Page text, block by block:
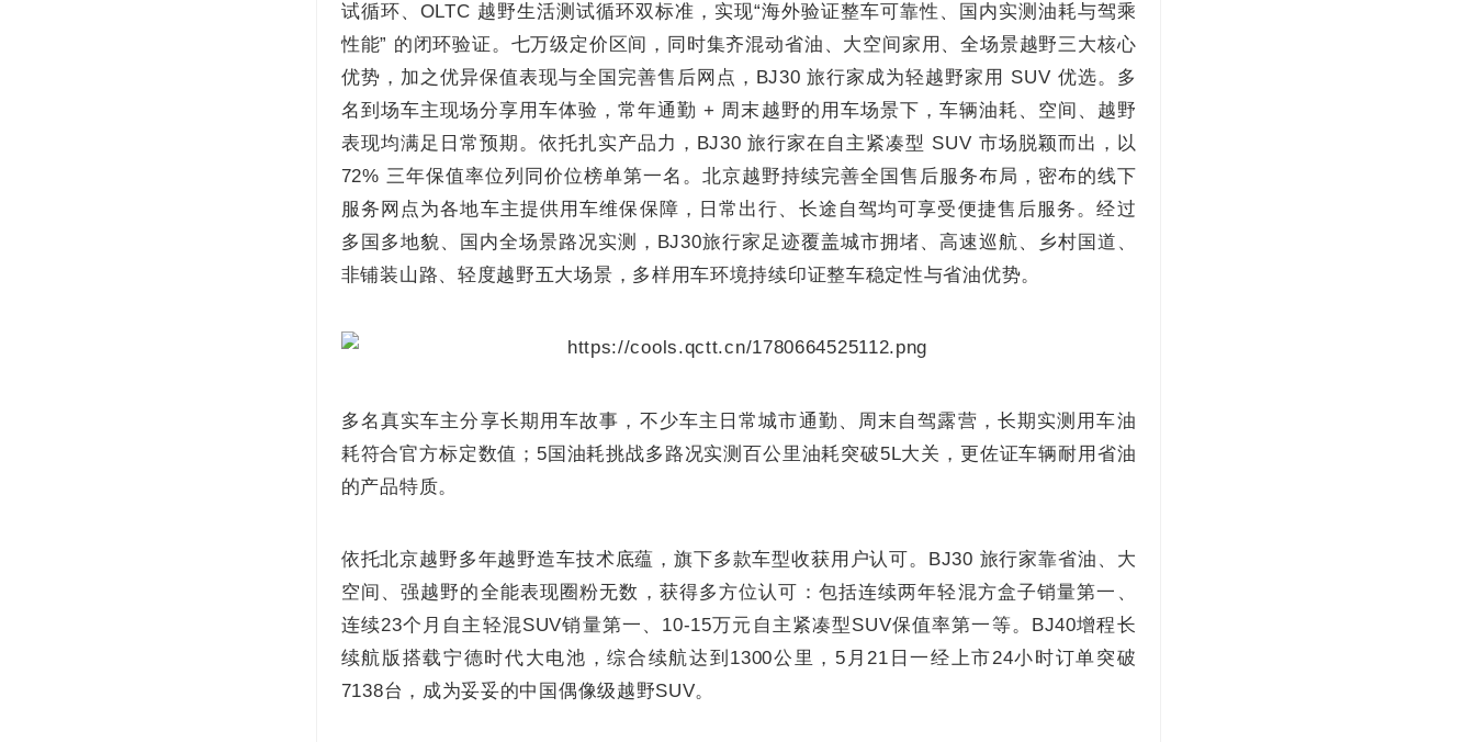
试循环、OLTC 越野生活测试循环双标准，实现“海外验证整车可靠性、国内实测油耗与驾乘
性能” 的闭环验证。七万级定价区间，同时集齐混动省油、大空间家用、全场景越野三大核心
优势，加之优异保值表现与全国完善售后网点，BJ30 旅行家成为轻越野家用 SUV 优选。多
名到场车主现场分享用车体验，常年通勤 + 周末越野的用车场景下，车辆油耗、空间、越野
表现均满足日常预期。依托扎实产品力，BJ30 旅行家在自主紧凑型 SUV 市场脱颖而出，以
72% 三年保值率位列同价位榜单第一名。北京越野持续完善全国售后服务布局，密布的线下
服务网点为各地车主提供用车维保保障，日常出行、长途自驾均可享受便捷售后服务。经过
多国多地貌、国内全场景路况实测，BJ30旅行家足迹覆盖城市拥堵、高速巡航、乡村国道、
非铺装山路、轻度越野五大场景，多样用车环境持续印证整车稳定性与省油优势。
多名真实车主分享长期用车故事，不少车主日常城市通勤、周末自驾露营，长期实测用车油
耗符合官方标定数值；5国油耗挑战多路况实测百公里油耗突破5L大关，更佐证车辆耐用省油
的产品特质。
依托北京越野多年越野造车技术底蕴，旗下多款车型收获用户认可。BJ30 旅行家靠省油、大
空间、强越野的全能表现圈粉无数，获得多方位认可：包括连续两年轻混方盒子销量第一、
连续23个月自主轻混SUV销量第一、10-15万元自主紧凑型SUV保值率第一等。BJ40增程长
续航版搭载宁德时代大电池，综合续航达到1300公里，5月21日一经上市24小时订单突破
7138台，成为妥妥的中国偶像级越野SUV。